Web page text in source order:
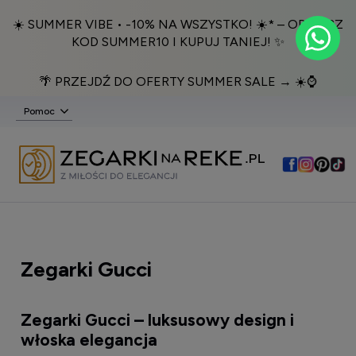
☀️ SUMMER VIBE • -10% NA WSZYSTKO! ☀️* – ODBIERZ
KOD SUMMER10 I KUPUJ TANIEJ! ✨
🌴 PRZEJDŹ DO OFERTY SUMMER SALE → ☀️⌚️
Pomoc
Zegarki Gucci
Zegarki Gucci – luksusowy design i
włoska elegancja